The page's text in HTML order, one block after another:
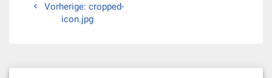
Vorherige: Vorheriger
Beitrag:
cropped-
icon.jpg